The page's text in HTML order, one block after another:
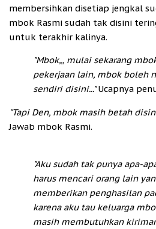
membersihkan disetiap jengkal
mbok Rasmi sudah tak disini
untuk terakhir kalinya.
"Mbok,,, mulai sekarang
pekerjaan lain, mbok boleh
sendiri disini..."Ucapnya
"Tapi Den, mbok masih betah
Jawab mbok Rasmi.
"Aku sudah tak punya apa-
harus mencari orang lain
memberikan penghasilan
karena aku tau keluarga
masih membutuhkan